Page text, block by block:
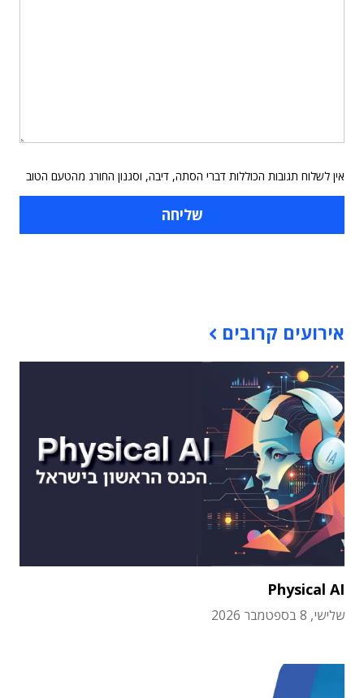
אין לשלוח תגובות הכוללות דברי הסתה, דיבה, וסגנון החורג מהטעם הטוב
אירועים קרובים
Physical AI
שלישי, 8 בספטמבר 2026